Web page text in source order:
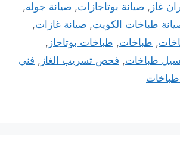
غاز , صيانة بوتاجازات, صيانة جوله,
طباخات الكويت, صيانة غازات,
, طباخات, طباخات بوتاجاز ,
طباخات, فحص تسريب الغاز , فني